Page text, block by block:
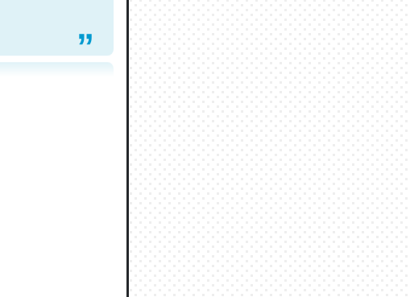
いう「ずっと前
するほど分かり